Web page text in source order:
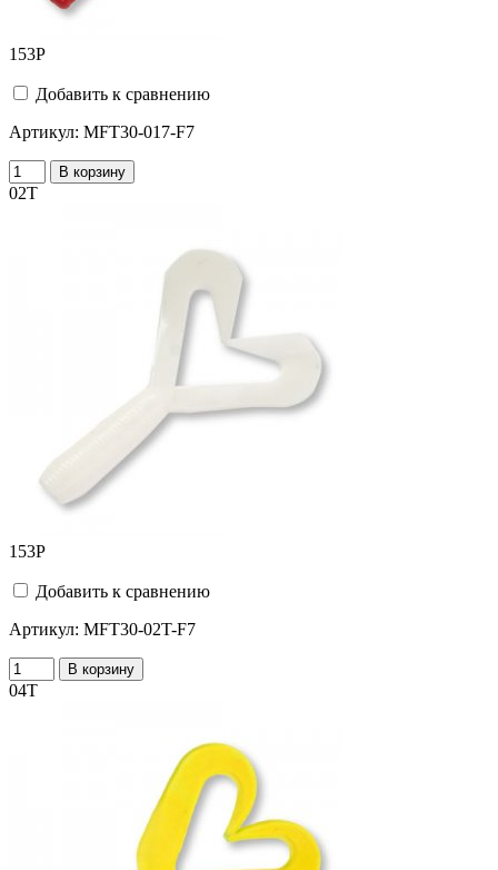
153Р
Добавить к сравнению
Артикул: MFT30-017-F7
В корзину
02T
153Р
Добавить к сравнению
Артикул: MFT30-02T-F7
В корзину
04T